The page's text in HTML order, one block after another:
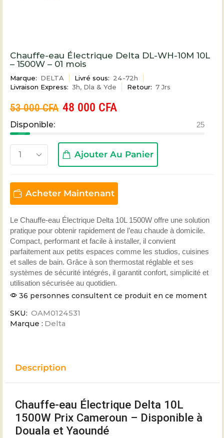
Chauffe-eau Électrique Delta DL-WH-10M 10L
– 1500W – 01 mois
Marque: DELTA Livré sous: 24-72h
Livraison Express: 3h, Dla & Yde Retour: 7 Jrs
53 000CFA 48 000 CFA
Disponible: 25
Ajouter Au Panier
Acheter Maintenant
Le Chauffe-eau Électrique Delta 10L 1500W offre une solution
pratique pour obtenir rapidement de l’eau chaude à domicile.
Compact, performant et facile à installer, il convient
parfaitement aux petits espaces comme les studios, cuisines
et salles de bain. Grâce à son thermostat réglable et ses
systèmes de sécurité intégrés, il garantit confort, simplicité et
utilisation sécurisée au quotidien.
36 personnes consultent ce produit en ce moment
SKU: OAM0124531
Marque : Delta
Description
Chauffe-eau Électrique Delta 10L
1500W Prix Cameroun – Disponible à
Douala et Yaoundé